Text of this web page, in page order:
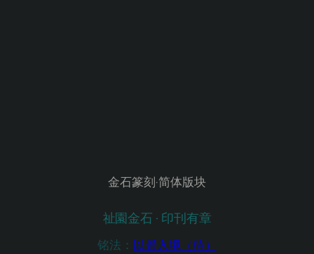
金石篆刻·简体版块
祉園金石 · 印刊有章
铭法： 以景入境（待）